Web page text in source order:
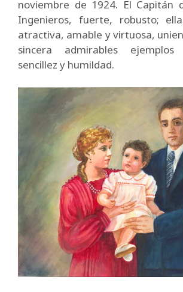
noviembre de 1924. El Capitán
Ingenieros, fuerte, robusto;
atractiva, amable y virtuosa,
sincera admirables
sencillez y humildad.